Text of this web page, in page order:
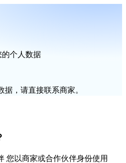
的个人数据
，请直接联系商家。
您以商家或合作伙伴身份使用